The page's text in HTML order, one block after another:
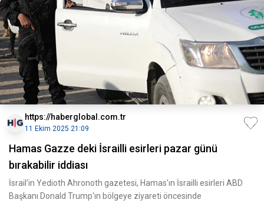
https://haberglobal.com.tr
11 Ekim 2025 21:09
Hamas Gazze deki İsrailli esirleri pazar günü
bırakabilir iddiası
İsrail'in Yedioth Ahronoth gazetesi, Hamas'ın İsrailli esirleri ABD
Başkanı Donald Trump'ın bölgeye ziyareti öncesinde